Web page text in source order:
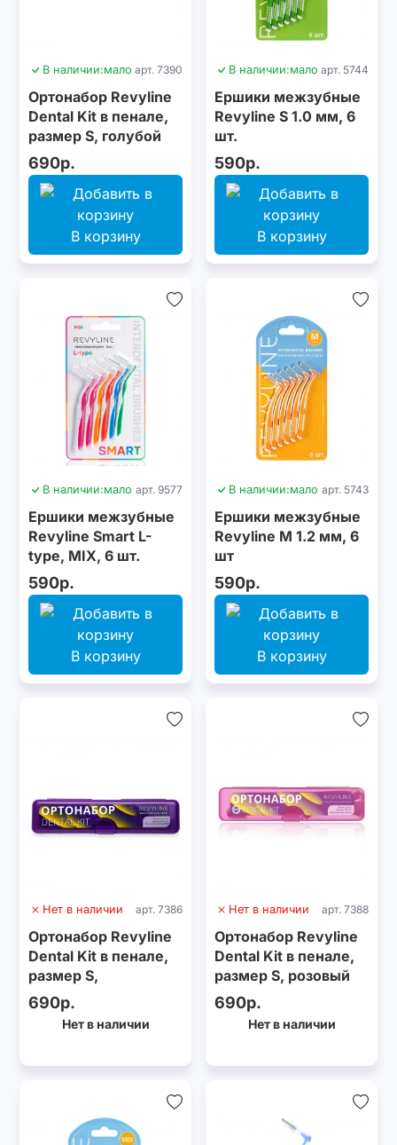
В наличии:мало арт. 7390
Ортонабор Revyline
Dental Kit в пенале,
размер S, голубой
690р.
В корзину
В наличии:мало арт. 5744
Ершики межзубные
Revyline S 1.0 мм, 6
шт.
590р.
В корзину
В наличии:мало арт. 9577
Ершики межзубные
Revyline Smart L-
type, MIX, 6 шт.
590р.
В корзину
В наличии:мало арт. 5743
Ершики межзубные
Revyline M 1.2 мм, 6
шт
590р.
В корзину
Нет в наличии арт. 7386
Ортонабор Revyline
Dental Kit в пенале,
размер S,
фиолетовый
690р.
Нет в наличии
Нет в наличии арт. 7388
Ортонабор Revyline
Dental Kit в пенале,
размер S, розовый
690р.
Нет в наличии